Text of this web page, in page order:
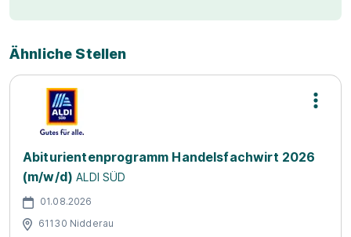
Ähnliche Stellen
Abiturientenprogramm Handelsfachwirt 2026
(m/w/d) ALDI SÜD
01.08.2026
61130 Nidderau